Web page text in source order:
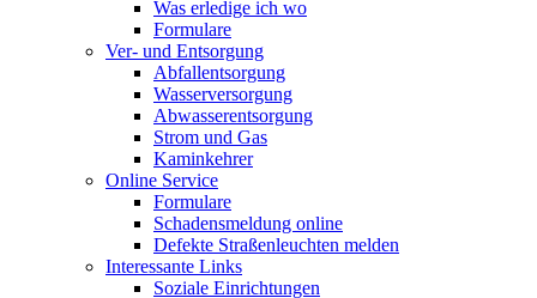
Was erledige ich wo
Formulare
Ver- und Entsorgung
Abfallentsorgung
Wasserversorgung
Abwasserentsorgung
Strom und Gas
Kaminkehrer
Online Service
Formulare
Schadensmeldung online
Defekte Straßenleuchten melden
Interessante Links
Soziale Einrichtungen